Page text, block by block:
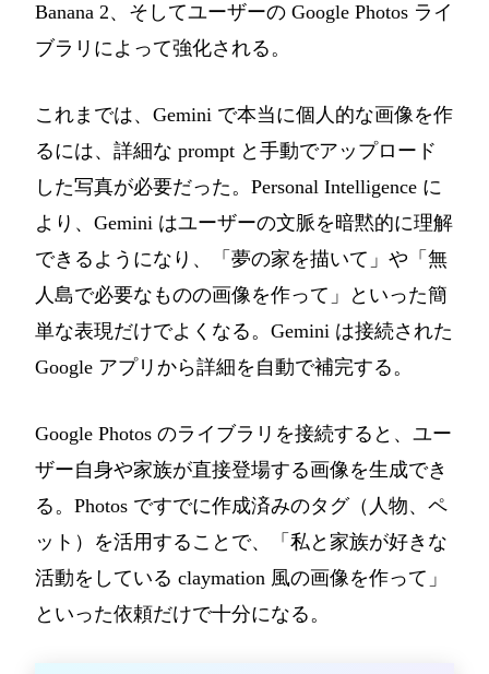
Banana 2、そしてユーザーの Google Photos ライ
ブラリによって強化される。
これまでは、Gemini で本当に個人的な画像を作
るには、詳細な prompt と手動でアップロード
した写真が必要だった。Personal Intelligence に
より、Gemini はユーザーの文脈を暗黙的に理解
できるようになり、「夢の家を描いて」や「無
人島で必要なものの画像を作って」といった簡
単な表現だけでよくなる。Gemini は接続された
Google アプリから詳細を自動で補完する。
Google Photos のライブラリを接続すると、ユー
ザー自身や家族が直接登場する画像を生成でき
る。Photos ですでに作成済みのタグ（人物、ペ
ット）を活用することで、「私と家族が好きな
活動をしている claymation 風の画像を作って」
といった依頼だけで十分になる。